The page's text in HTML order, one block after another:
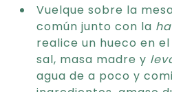
Vuelque sobre la
común junto con la
realice un hueco en
sal, masa madre y
agua de a poco y